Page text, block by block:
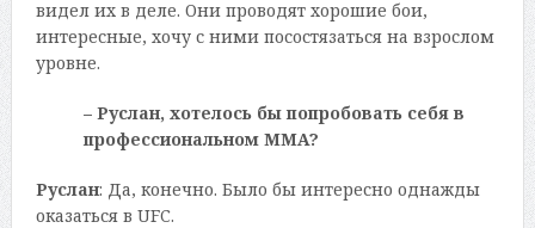
видел их в деле. Они проводят хорошие бои,
интересные, хочу с ними посостязаться на взрослом
уровне.
– Руслан, хотелось бы попробовать себя в
профессиональном ММА?
Руслан: Да, конечно. Было бы интересно однажды
оказаться в UFC.